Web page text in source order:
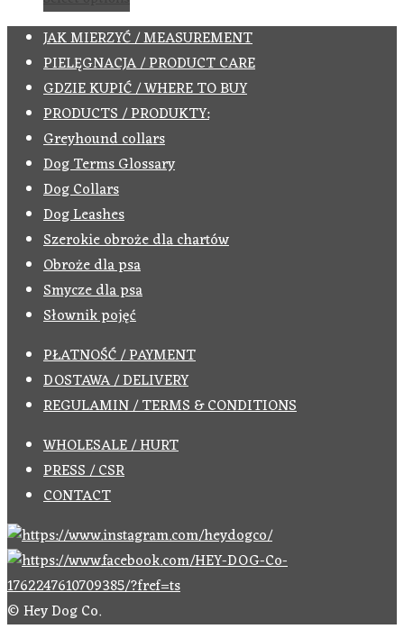
JAK MIERZYĆ / MEASUREMENT
PIELĘGNACJA / PRODUCT CARE
GDZIE KUPIĆ / WHERE TO BUY
PRODUCTS / PRODUKTY:
Greyhound collars
Dog Terms Glossary
Dog Collars
Dog Leashes
Szerokie obroże dla chartów
Obroże dla psa
Smycze dla psa
Słownik pojęć
PŁATNOŚĆ / PAYMENT
DOSTAWA / DELIVERY
REGULAMIN / TERMS & CONDITIONS
WHOLESALE / HURT
PRESS / CSR
CONTACT
© Hey Dog Co.